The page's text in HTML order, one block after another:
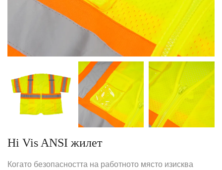
Hi Vis ANSI жилет
Когато безопасността на работното място изисква